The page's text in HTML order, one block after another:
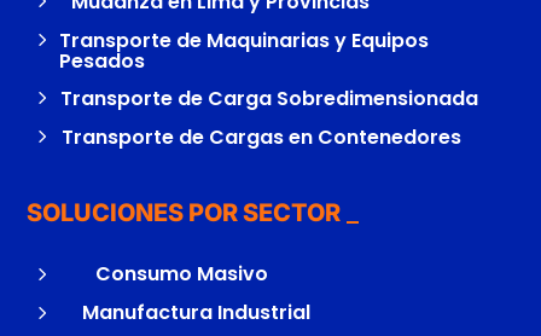
5 Transporte de Maquinarias y Equipos
Pesados
5 Transporte de Carga Sobredimensionada
5 Transporte de Cargas en Contenedores
SOLUCIONES POR SECTOR
5 Consumo Masivo
5 Manufactura Industrial